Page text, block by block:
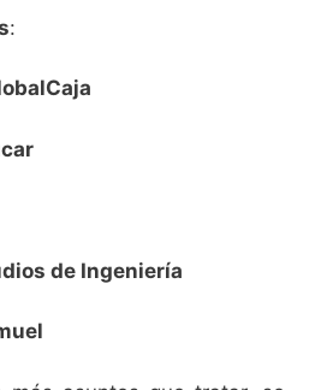
:
de Ingeniería